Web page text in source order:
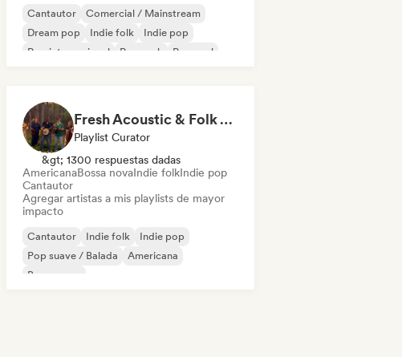
Cantautor
Comercial / Mainstream
Dream pop
Indie folk
Indie pop
Pop internacional
Pop rock Pop soul
Fresh Acoustic & Folk Vibes
Playlist Curator
&gt; 1300 respuestas dadas
AmericanaBossa novaIndie folkIndie pop
Cantautor
Agregar artistas a mis playlists de mayor
impacto
Cantautor Indie folk
Indie pop
Pop suave / Balada
Americana
Bossa nova